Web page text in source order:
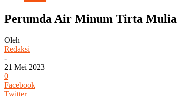
Perumda Air Minum Tirta Mulia
Oleh
Redaksi
-
21 Mei 2023
0
Facebook